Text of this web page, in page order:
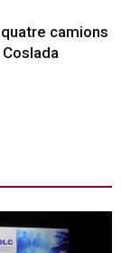
camions